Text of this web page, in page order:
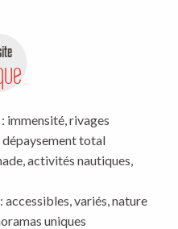
: immensité, rivages
total
activités nautiques,
: accessibles, variés, nature
uniques